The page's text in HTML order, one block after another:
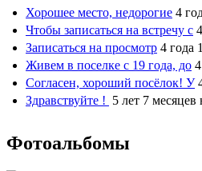
Хорошее место, недорогие 4
Чтобы записаться на встречу с
Записаться на просмотр 4 года
Живем в поселке с 19 года, до
Согласен, хороший посёлок! У
Здравствуйте ! 5 лет 7 месяцев
Фотоальбомы